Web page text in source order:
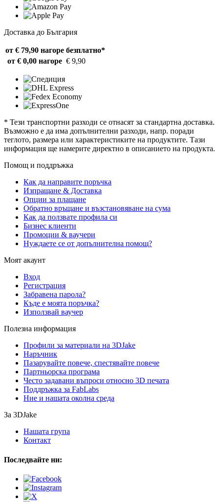
Доставка до България
от € 79,90 нагоре безплатно*
от € 0,00 нагоре € 9,90
* Тези транспортни разходи се отнасят за стандартна доставка.
Възможно е да има допълнителни разходи, напр. поради
теглото, размера или характеристиките на продуктите. Тази
информация ще намерите директно в описанието на продукта.
Помощ и поддръжка
Как да направите поръчка
Изпращане & Доставка
Опции за плащане
Обратно връщане и възстановяване на сума
Как да ползвате профила си
Бизнес клиенти
Промоции & ваучери
Нуждаете се от допълнителна помощ?
Моят акаунт
Вход
Регистрация
Забравена парола?
Къде е моята поръчка?
Използвай ваучер
Полезна информация
Профили за материали на 3DJake
Наръчник
Пазарувайте повече, спестявайте повече
Партньорска програма
Често задавани въпроси относно 3D печата
Поддръжка за FabLabs
Ние и нашата околна среда
За 3DJake
Нашата група
Контакт
Последвайте ни: